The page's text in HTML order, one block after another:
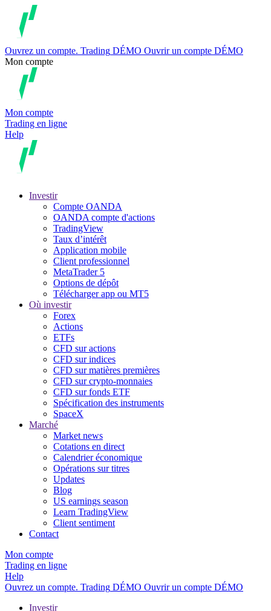
Ouvrez un compte. Trading DÉMO Ouvrir un compte DÉMO
Mon compte
Mon compte
Trading en ligne
Help
Investir
Compte OANDA
OANDA compte d'actions
TradingView
Taux d’intérêt
Application mobile
Client professionnel
MetaTrader 5
Options de dépôt
Télécharger app ou MT5
Où investir
Forex
Actions
ETFs
CFD sur actions
CFD sur indices
CFD sur matières premières
CFD sur crypto-monnaies
CFD sur fonds ETF
Spécification des instruments
SpaceX
Marché
Market news
Cotations en direct
Calendrier économique
Opérations sur titres
Updates
Blog
US earnings season
Learn TradingView
Client sentiment
Contact
Mon compte
Trading en ligne
Help
Ouvrez un compte. Trading DÉMO Ouvrir un compte DÉMO
Investir